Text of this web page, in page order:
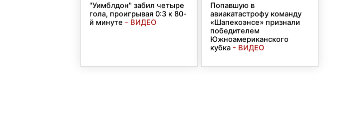
"Уимблдон" забил четыре
гола, проигрывая 0:3 к 80-
й минуте - ВИДЕО
Попавшую в
авиакатастрофу команду
«Шапекоэнсе» признали
победителем
Южноамериканского
кубка - ВИДЕО